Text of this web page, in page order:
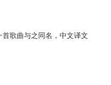
歌曲与之同名，中文译文